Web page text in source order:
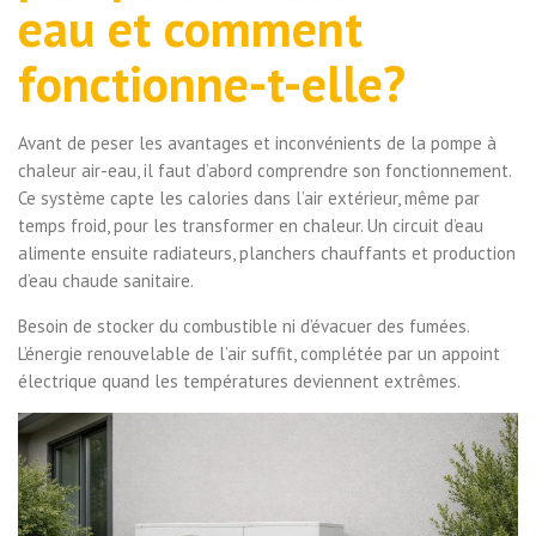
eau et comment
fonctionne-t-elle?
Avant de peser les avantages et inconvénients de la pompe à
chaleur air-eau, il faut d’abord comprendre son fonctionnement.
Ce système capte les calories dans l’air extérieur, même par
temps froid, pour les transformer en chaleur. Un circuit d’eau
alimente ensuite radiateurs, planchers chauffants et production
d’eau chaude sanitaire.
Besoin de stocker du combustible ni d’évacuer des fumées.
L’énergie renouvelable de l’air suffit, complétée par un appoint
électrique quand les températures deviennent extrêmes.